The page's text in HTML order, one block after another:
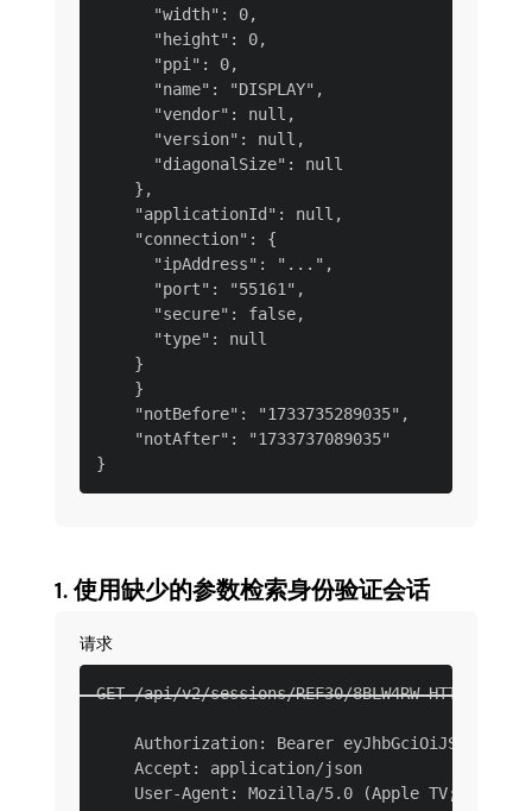
      "width": 0,
      "height": 0,
      "ppi": 0,
      "name": "DISPLAY",
      "vendor": null,
      "version": null,
      "diagonalSize": null
    },
    "applicationId": null,
    "connection": {
      "ipAddress": "...",
      "port": "55161",
      "secure": false,
      "type": null
    }
    }
    "notBefore": "1733735289035",
    "notAfter": "1733737089035"
​1. 使用缺少的参数检索身份验证会话
请求
GET /api/v2/sessions/REF30/8BLW4RW HTTP/1.1
Authorization: Bearer
    Accept: application/json